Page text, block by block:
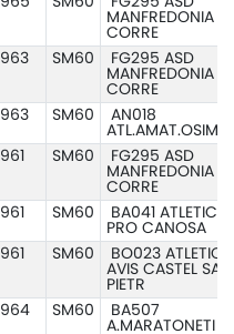
MANFREDONIA
CORRE
1963 SM60
FG295 ASD
MANFREDONIA
CORRE
1963 SM60
AN018
ATL.AMAT.OSIMO
1961 SM60
FG295 ASD
MANFREDONIA
CORRE
1961 SM60
BA041 ATLETICA
PRO CANOSA
1961 SM60
BO023 ATLETICA
AVIS CASTEL SAN
PIETR
1964 SM60
BA507
A.MARATONETI